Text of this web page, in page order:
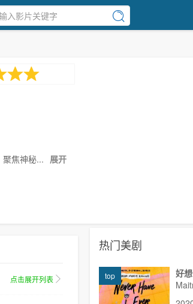
焦神秘... 展开
点击展开列表
热门美剧
top